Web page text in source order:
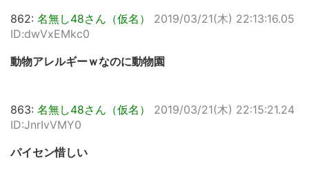
862: 名無し48さん（仮名）
2019/03/21(木) 22:13:16.05
ID:dwVxEMkc0
動物アレルギーｗなのに動物園
863: 名無し48さん（仮名）
2019/03/21(木) 22:15:21.24
ID:JnrIvVMY0
パイセン惜しい